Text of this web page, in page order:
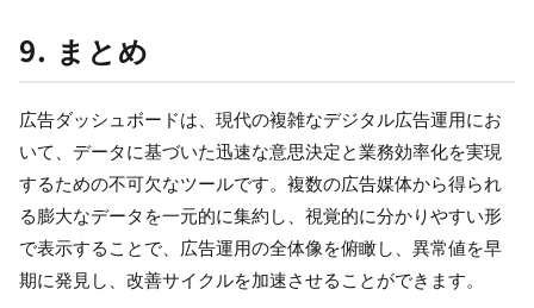
9. まとめ
広告ダッシュボードは、現代の複雑なデジタル広告運用にお
いて、データに基づいた迅速な意思決定と業務効率化を実現
するための不可欠なツールです。複数の広告媒体から得られ
る膨大なデータを一元的に集約し、視覚的に分かりやすい形
で表示することで、広告運用の全体像を俯瞰し、異常値を早
期に発見し、改善サイクルを加速させることができます。